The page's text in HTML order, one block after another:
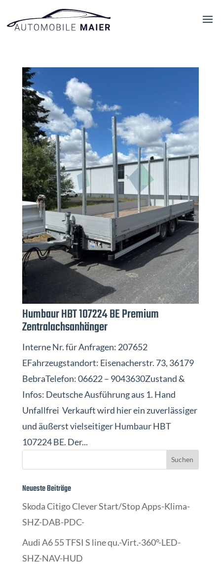
Humbaur HBT 107224 BE Premium
Zentralachsanhänger
Interne Nr. für Anfragen: 207652
EFahrzeugstandort: Eisenacherstr. 73, 36179
BebraTelefon: 06622 – 9043630Zustand &
Infos: Deutsche Ausführung aus 1. Hand
Unfallfrei Verkauft wird hier ein zuverlässiger
und äußerst vielseitiger Humbaur HBT
107224 BE. Der...
Neueste Beiträge
Skoda Citigo Clever Start/Stop Apps-Klima-
SHZ-DAB-PDC-
Audi A6 55 TFSI S line qu.-Virt.-360°-LED-
SHZ-NAV-HUD